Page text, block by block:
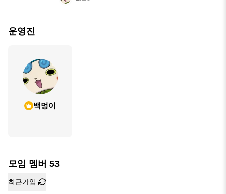
운영진
백멍이
모임 멤버 53
최근가입